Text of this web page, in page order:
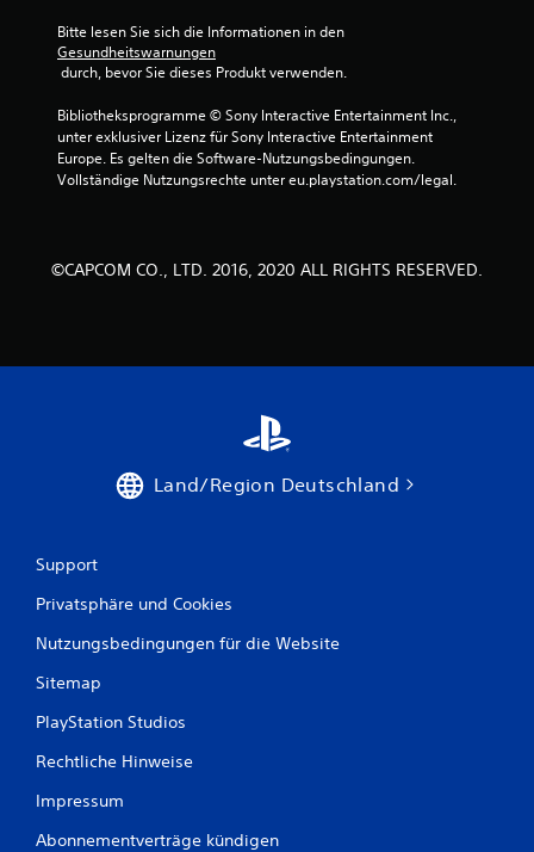
Bitte lesen Sie sich die Informationen in den
Gesundheitswarnungen
durch, bevor Sie dieses Produkt verwenden.
Bibliotheksprogramme © Sony Interactive Entertainment Inc.,
unter exklusiver Lizenz für Sony Interactive Entertainment
Europe. Es gelten die Software-Nutzungsbedingungen.
Vollständige Nutzungsrechte unter eu.playstation.com/legal.
©CAPCOM CO., LTD. 2016, 2020 ALL RIGHTS RESERVED.
Land/Region Deutschland
Support
Privatsphäre und Cookies
Nutzungsbedingungen für die Website
Sitemap
PlayStation Studios
Rechtliche Hinweise
Impressum
Abonnementverträge kündigen